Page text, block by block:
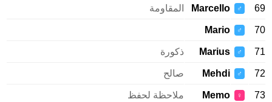
69
♂
Marcello المقاومة
70
♂
Mario
71
♂
Marius ذكورة
72
♂
Mehdi صالح
73
♀
Memo ملاحظة لحفظ